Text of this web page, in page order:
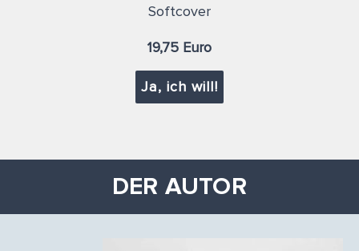
Softcover
19,75 Euro
Ja, ich will!
DER AUTOR